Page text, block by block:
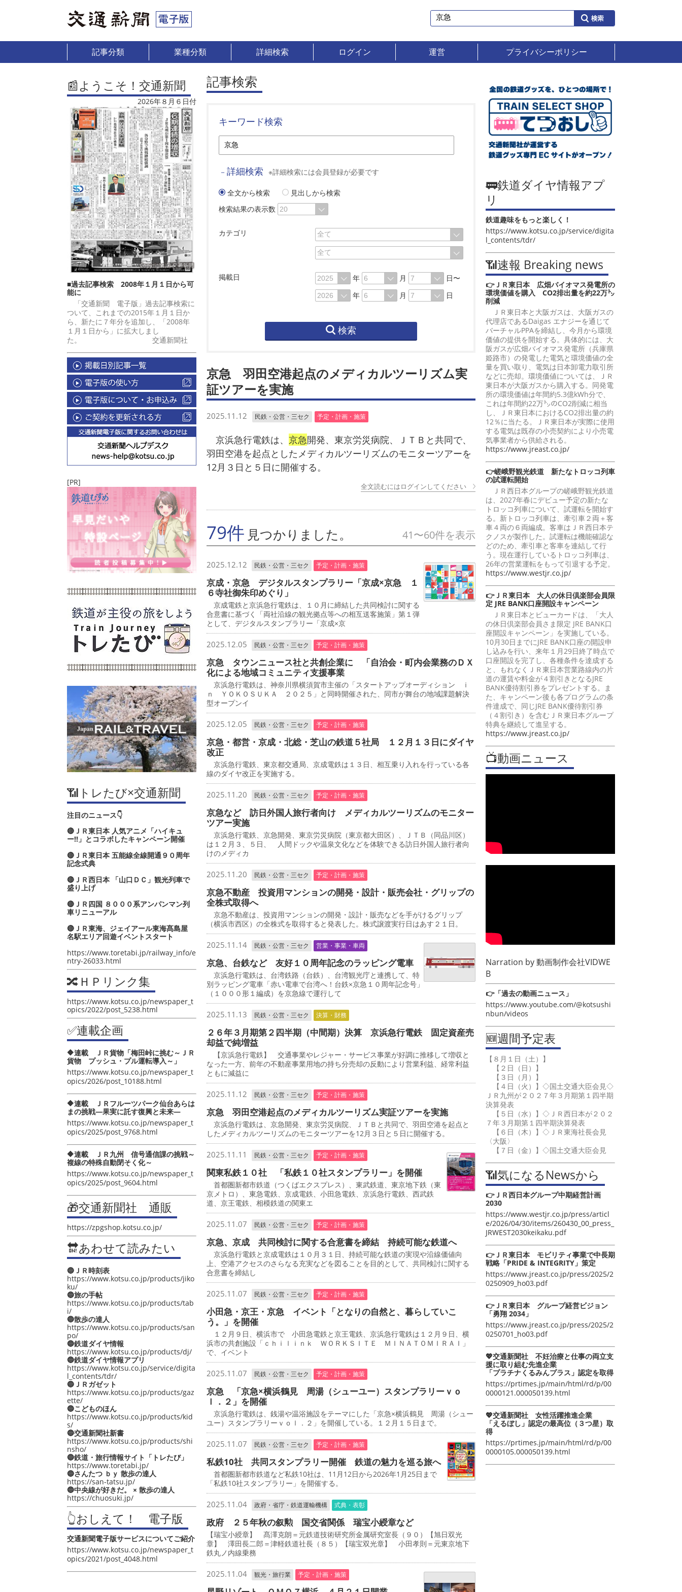
記事分類 業種分類 詳細検索 ログイン 運営 プライバシーポリシー
📰ようこそ！交通新聞
2026年８月６日付
■過去記事検索 2008年１月１日から可
能に
「交通新聞 電子版」過去記事検索に
ついて、これまでの2015年１月１日か
ら、新たに７年分を追加し、「2008年
１月１日から」に拡大しまし
た。 交通新聞社
[PR]
📶トレたび×交通新聞
注目のニュース👇
🔴ＪＲ東日本 人気アニメ「ハイキュ
ー‼」とコラボしたキャンペーン開催
🔴ＪＲ東日本 五能線全線開通９０周年
記念式典
🔴ＪＲ西日本 「山口ＤＣ」観光列車で
盛り上げ
🔴ＪＲ四国 ８０００系アンパンマン列
車リニューアル
🔴ＪＲ東海、ジェイアール東海髙島屋
名駅エリア回遊イベントスタート
https://www.toretabi.jp/railway_info/e
ntry-26033.html
🔀ＨＰリンク集
https://www.kotsu.co.jp/newspaper_t
opics/2022/post_5238.html
✅連載企画
🔶連載 ＪＲ貨物「梅田峠に挑む～ＪＲ
貨物 プッシュ・プル運転導入～」
https://www.kotsu.co.jp/newspaper_t
opics/2026/post_10188.html
🔶連載 ＪＲフルーツパーク仙台あらは
まの挑戦―果実に託す復興と未来―
https://www.kotsu.co.jp/newspaper_t
opics/2025/post_9768.html
🔶連載 ＪＲ九州 信号通信課の挑戦～
複線の特殊自動閉そく化～
https://www.kotsu.co.jp/newspaper_t
opics/2025/post_9604.html
🎁交通新聞社 通販
https://zpgshop.kotsu.co.jp/
🔛あわせて読みたい
🔵ＪＲ時刻表
https://www.kotsu.co.jp/products/jiko
ku/
🔵旅の手帖
https://www.kotsu.co.jp/products/tab
i/
🔵散歩の達人
https://www.kotsu.co.jp/products/san
po/
🔵鉄道ダイヤ情報
https://www.kotsu.co.jp/products/dj/
🔵鉄道ダイヤ情報アプリ
https://www.kotsu.co.jp/service/digita
l_contents/tdr/
🔵ＪＲガゼット
https://www.kotsu.co.jp/products/gaz
ette/
🔵こどものほん
https://www.kotsu.co.jp/products/kid
s/
🔵交通新聞社新書
https://www.kotsu.co.jp/products/shi
nsho/
🔵鉄道・旅行情報サイト「トレたび」
https://www.toretabi.jp/
🔵さんたつ ｂｙ 散歩の達人
https://san-tatsu.jp/
🔵中央線が好きだ。 × 散歩の達人
https://chuosuki.jp/
👆おしえて！ 電子版
交通新聞電子版サービスについてご紹介
https://www.kotsu.co.jp/newspaper_t
opics/2021/post_4048.html
記事検索
キーワード検索
－ 詳細検索 ※詳細検索には会員登録が必要です
全文から検索
見出しから検索
検索結果の表示数
カテゴリ
掲載日 年 月
日〜
年
月 日
検索
京急 羽田空港起点のメディカルツーリズム実
証ツアーを実施
2025.11.12 民鉄・公営・三セク 予定・計画・施策
京浜急行電鉄は、 京急開発、東京労災病院、ＪＴＢと共同で、
羽田空港を起点としたメディカルツーリズムのモニターツアーを
12月３日と５日に開催する。
全文読むにはログインしてください
79件 見つかりました。 41〜60件を表示
2025.12.12 民鉄・公営・三セク 予定・計画・施策
京成・京急 デジタルスタンプラリー「京成×京急 １
６寺社御朱印めぐり」
京成電鉄と京浜急行電鉄は、１０月に締結した共同検討に関する
合意書に基づく「両社沿線の観光拠点等への相互送客施策」第１弾
として、デジタルスタンプラリー「京成×京
2025.12.05 民鉄・公営・三セク 予定・計画・施策
京急 タウンニュース社と共創企業に 「自治会・町内会業務のＤＸ
化による地域コミュニティ支援事業
京浜急行電鉄は、神奈川県横須賀市主催の「スタートアップオーディション ｉ
ｎ ＹＯＫＯＳＵＫＡ ２０２５」と同時開催された、同市が舞台の地域課題解決
型オープンイ
2025.12.05 民鉄・公営・三セク 予定・計画・施策
京急・都営・京成・北総・芝山の鉄道５社局 １２月１３日にダイヤ
改正
京浜急行電鉄、東京都交通局、京成電鉄は１３日、相互乗り入れを行っている各
線のダイヤ改正を実施する。
2025.11.20 民鉄・公営・三セク 予定・計画・施策
京急など 訪日外国人旅行者向け メディカルツーリズムのモニター
ツアー実施
京浜急行電鉄、京急開発、東京労災病院（東京都大田区）、ＪＴＢ（同品川区）
は１２月３、５日、 人間ドックや温泉文化などを体験できる訪日外国人旅行者向
けのメディカ
2025.11.20 民鉄・公営・三セク 予定・計画・施策
京急不動産 投資用マンションの開発・設計・販売会社・グリップの
全株式取得へ
京急不動産は、投資用マンションの開発・設計・販売などを手がけるグリップ
（横浜市西区）の全株式を取得すると発表した。株式譲渡実行日はあす２１日。
2025.11.14 民鉄・公営・三セク 営業・事業・車両
京急、台鉄など 友好１０周年記念のラッピング電車
京浜急行電鉄は、台湾鉄路（台鉄）、台湾観光庁と連携して、特
別ラッピング電車「赤い電車で台湾へ！台鉄×京急１０周年記念号」
（１０００形１編成）を京急線で運行して
2025.11.13 民鉄・公営・三セク 決算・財務
２６年３月期第２四半期（中間期）決算 京浜急行電鉄 固定資産売
却益で純増益
【京浜急行電鉄】 交通事業やレジャー・サービス事業が好調に推移して増収と
なった一方、前年の不動産事業用地の持ち分売却の反動により営業利益、経常利益
ともに減益に
2025.11.12 民鉄・公営・三セク 予定・計画・施策
京急 羽田空港起点のメディカルツーリズム実証ツアーを実施
京浜急行電鉄は、京急開発、東京労災病院、ＪＴＢと共同で、羽田空港を起点と
したメディカルツーリズムのモニターツアーを12月３日と５日に開催する。
2025.11.11 民鉄・公営・三セク 予定・計画・施策
関東私鉄１０社 「私鉄１０社スタンプラリー」を開催
首都圏新都市鉄道（つくばエクスプレス）、東武鉄道、東京地下鉄（東
京メトロ）、東急電鉄、京成電鉄、小田急電鉄、京浜急行電鉄、西武鉄
道、京王電鉄、相模鉄道の関東エ
2025.11.07 民鉄・公営・三セク 予定・計画・施策
京急、京成 共同検討に関する合意書を締結 持続可能な鉄道へ
京浜急行電鉄と京成電鉄は１０月３１日、持続可能な鉄道の実現や沿線価値向
上、空港アクセスのさらなる充実などを図ることを目的として、共同検討に関する
合意書を締結し
2025.11.07 民鉄・公営・三セク 予定・計画・施策
小田急・京王・京急 イベント「となりの自然と、暮らしていこ
う。」を開催
１２月９日、横浜市で 小田急電鉄と京王電鉄、京浜急行電鉄は１２月９日、横
浜市の共創施設「ｃｈｉｌｉｎｋ ＷＯＲＫＳＩＴＥ ＭＩＮＡＴＯＭＩＲＡＩ」
で、イベント
2025.11.07 民鉄・公営・三セク 予定・計画・施策
京急 「京急×横浜鶴見 周湯（シューユー）スタンプラリーｖｏ
ｌ．２」を開催
京浜急行電鉄は、銭湯や温浴施設をテーマにした「京急×横浜鶴見 周湯（シュー
ユー）スタンプラリーｖｏｌ．２」を開催している。１２月１５日まで。
2025.11.07 民鉄・公営・三セク 予定・計画・施策
私鉄10社 共同スタンプラリー開催 鉄道の魅力を巡る旅へ
首都圏新都市鉄道など私鉄10社は、11月12日から2026年1月25日まで
「私鉄10社スタンプラリー」を開催する。
2025.11.04 政府・省庁・鉄道運輸機構 式典・表彰
政府 ２５年秋の叙勲 国交省関係 瑞宝小綬章など
【瑞宝小綬章】 髙澤克朗＝元鉄道技術研究所金属研究室長（９０）【旭日双光
章】 澤田長二郎＝津軽鉄道社長（８５）【瑞宝双光章】 小田孝則＝元東京地下
鉄丸ノ内線乗務
2025.11.04 観光・旅行業 予定・計画・施策
🚃鉄道ダイヤ情報アプ
リ
鉄道趣味をもっと楽しく！
https://www.kotsu.co.jp/service/digita
l_contents/tdr/
📶速報 Breaking news
👉ＪＲ東日本 広畑バイオマス発電所の
環境価値を購入 CO2排出量を約22万㌧
削減
ＪＲ東日本と大阪ガスは、大阪ガスの
代理店であるDaigas エナジーを通じて
バーチャルPPAを締結し、今月から環境
価値の提供を開始する。具体的には、大
阪ガスが広畑バイオマス発電所（兵庫県
姫路市）の発電した電気と環境価値の全
量を買い取り、電気は日本卸電力取引所
などに売却。環境価値については、ＪＲ
東日本が大阪ガスから購入する。同発電
所の環境価値は年間約5.3億kWh分で、
これは年間約22万㌧のCO2削減に相当
し、ＪＲ東日本におけるCO2排出量の約
12％に当たる。ＪＲ東日本が実際に使用
する電気は既存の小売契約により小売電
気事業者から供給される。
https://www.jreast.co.jp/
👉嵯峨野観光鉄道 新たなトロッコ列車
の試運転開始
ＪＲ西日本グループの嵯峨野観光鉄道
は、2027年春にデビュー予定の新たな
トロッコ列車について、試運転を開始す
る。新トロッコ列車は、牽引車２両＋客
車４両の６両編成。客車はＪＲ西日本テ
クノスが製作した。試運転は機能確認な
どのため、牽引車と客車を連結して行
う。現在運行しているトロッコ列車は、
26年の営業運転をもって引退する予定。
https://www.westjr.co.jp/
👉ＪＲ東日本 大人の休日倶楽部会員限
定 JRE BANK口座開設キャンペーン
ＪＲ東日本とビューカードは、「大人
の休日倶楽部会員さま限定 JRE BANK口
座開設キャンペーン」を実施している。
10月30日までにJRE BANK口座の開設申
し込みを行い、来年１月29日終了時点で
口座開設を完了し、各種条件を達成する
と、もれなくＪＲ東日本営業路線内の片
道の運賃や料金が４割引きとなるJRE
BANK優待割引券をプレゼントする。ま
た、キャンペーン後も各プログラムの条
件達成で、同じJRE BANK優待割引券
（４割引き）を含むＪＲ東日本グループ
特典を継続して進呈する。
https://www.jreast.co.jp/
📺動画ニュース
Narration by動画制作会社VIDWE
B
👉「過去の動画ニュース」
https://www.youtube.com/@kotsushi
nbun/videos
🆕週間予定表
【８月１日（土）】
【２日（日）】
【３日（月）】
【４日（火）】◇国土交通大臣会見◇
ＪＲ九州が２０２７年３月期第１四半期
決算発表
【５日（水）】◇ＪＲ西日本が２０２
７年３月期第１四半期決算発表
【６日（木）】◇ＪＲ東海社長会見
〈大阪〉
【７日（金）】◇国土交通大臣会見
📶気になるNewsから
👉ＪＲ西日本グループ中期経営計画
2030
https://www.westjr.co.jp/press/articl
e/2026/04/30/items/260430_00_press_
JRWEST2030keikaku.pdf
👉ＪＲ東日本 モビリティ事業で中長期
戦略「PRIDE & INTEGRITY」策定
https://www.jreast.co.jp/press/2025/2
0250909_ho03.pdf
👉ＪＲ東日本 グループ経営ビジョン
「勇翔 2034」
https://www.jreast.co.jp/press/2025/2
0250701_ho03.pdf
💖交通新聞社 不妊治療と仕事の両立支
援に取り組む先進企業
「プラチナくるみんプラス」認定を取得
https://prtimes.jp/main/html/rd/p/00
0000121.000050139.html
💖交通新聞社 女性活躍推進企業
「えるぼし」認定の最高位（３つ星）取
得
https://prtimes.jp/main/html/rd/p/00
0000105.000050139.html